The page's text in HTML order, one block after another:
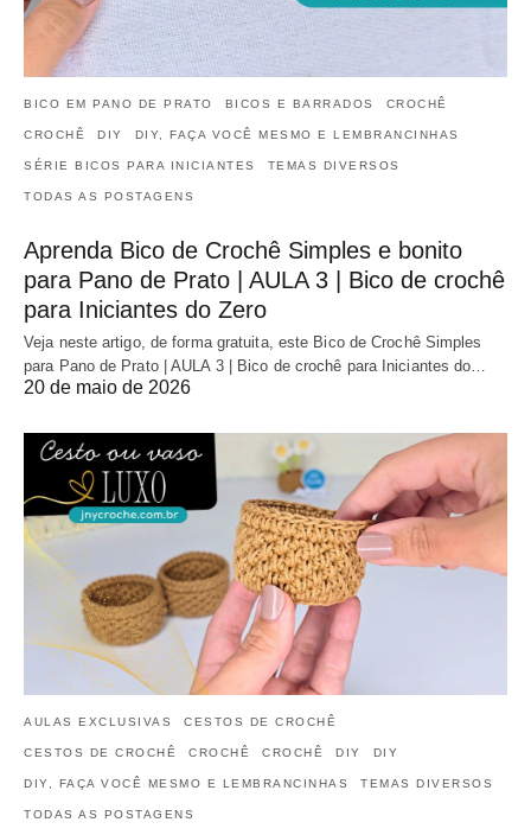
BICO EM PANO DE PRATO BICOS E BARRADOS CROCHÊ
CROCHÊ DIY DIY, FAÇA VOCÊ MESMO E LEMBRANCINHAS
SÉRIE BICOS PARA INICIANTES TEMAS DIVERSOS
TODAS AS POSTAGENS
Aprenda Bico de Crochê Simples e bonito
para Pano de Prato | AULA 3 | Bico de crochê
para Iniciantes do Zero
Veja neste artigo, de forma gratuita, este Bico de Crochê Simples
para Pano de Prato | AULA 3 | Bico de crochê para Iniciantes do…
20 de maio de 2026
AULAS EXCLUSIVAS CESTOS DE CROCHÊ
CESTOS DE CROCHÊ CROCHÊ CROCHÊ DIY DIY
DIY, FAÇA VOCÊ MESMO E LEMBRANCINHAS TEMAS DIVERSOS
TODAS AS POSTAGENS